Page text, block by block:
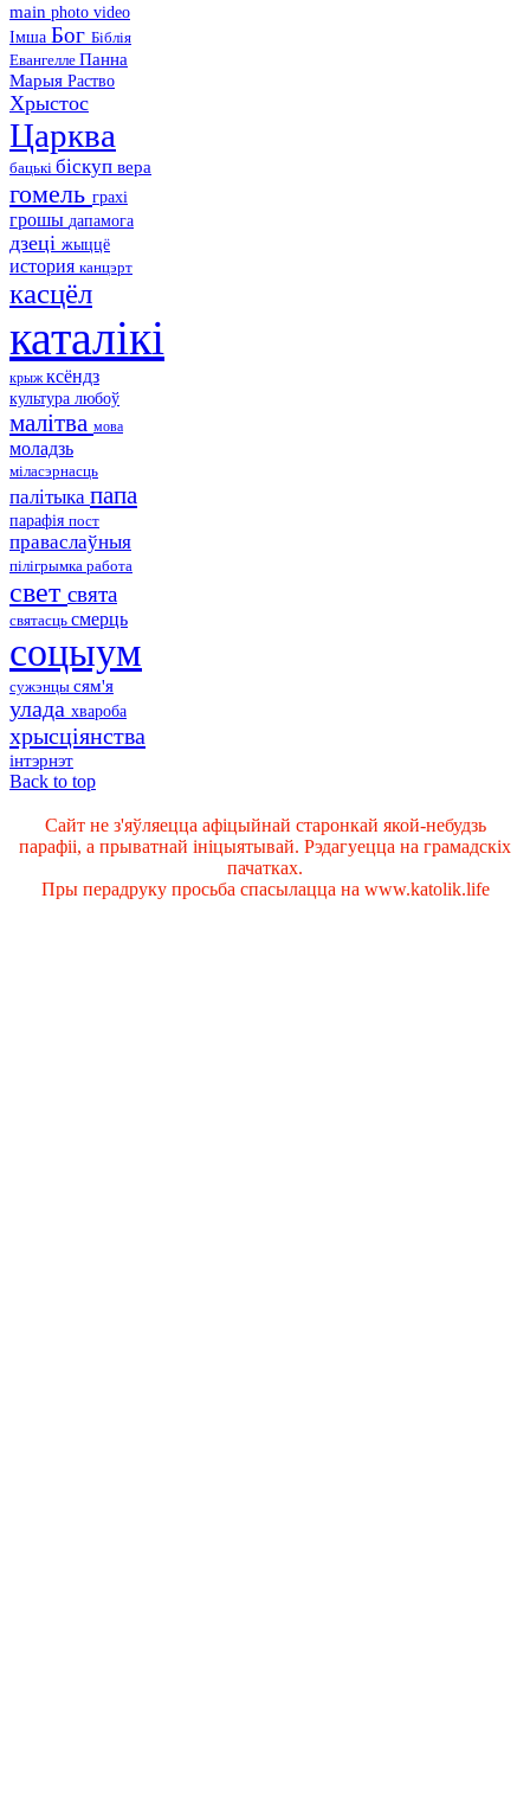
main photo video
Імша Бог Біблія
Евангелле Панна
Марыя Раство
Хрыстос
Царква
бацькі біскуп вера
гомель грахі
грошы дапамога
дзеці жыццё
история канцэрт
касцёл
каталікі
крыжксёндз
культура любоў
малітва мова
моладзь
міласэрнасць
палітыка папа
парафія пост
праваслаўныя
пілігрымка работа
свет свята
святасць смерць
соцыум
сужэнцы сям'я
улада хвароба
хрысціянства
інтэрнэт
Back to top
Сайт не з'яўляецца афіцыйнай старонкай якой-небудзь
парафіі, а прыватнай ініцыятывай. Рэдагуецца на грамадскіх
пачатках.
Пры перадруку просьба спасылацца на www.katolik.life